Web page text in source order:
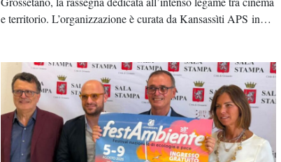
e territorio. L’organizzazione è curata da Kansassìti APS in
realizzato con il